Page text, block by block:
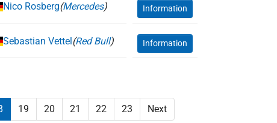
Nico Rosberg(Mercedes) Information
Sebastian Vettel(Red Bull) Information
19 20 21 22 23 Next